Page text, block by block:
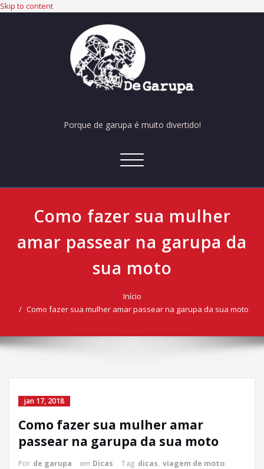
Skip to content
Porque de garupa é muito divertido!
Alternar
Como fazer sua mulher
amar passear na garupa da
sua moto
Início
Como fazer sua mulher amar passear na garupa da sua moto
jan 17, 2018
Como fazer sua mulher amar
passear na garupa da sua moto
Por de garupa em Dicas Tag dicas, viagem de moto